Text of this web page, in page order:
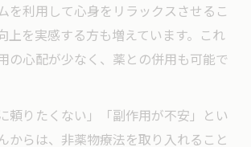
を利用して心身をリラックスさせるこ
上を実感する方も増えています。これ
の心配が少なく、薬との併用も可能で
頼りたくない」「副作用が不安」とい
からは、非薬物療法を取り入れること